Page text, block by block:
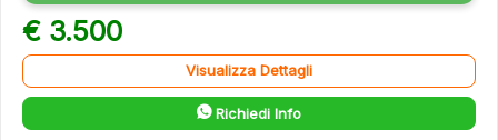
€ 3.500
Visualizza Dettagli
Richiedi Info